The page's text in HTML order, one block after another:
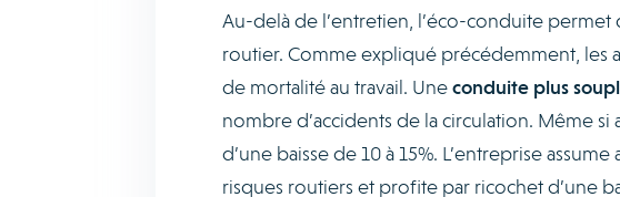
Au-delà de l’entretien, l’éco-conduite
routier. Comme expliqué précédemment, les
de mortalité au travail. Uneconduite plus
nombre d’accidents de la circulation. Même
d’une baisse de 10 à 15%. L’entreprise
risques routiers et profite par ricochet d’une